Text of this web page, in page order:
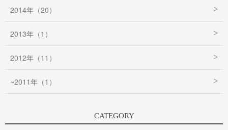
2014年（20）
2013年（1）
2012年（11）
~2011年（1）
CATEGORY